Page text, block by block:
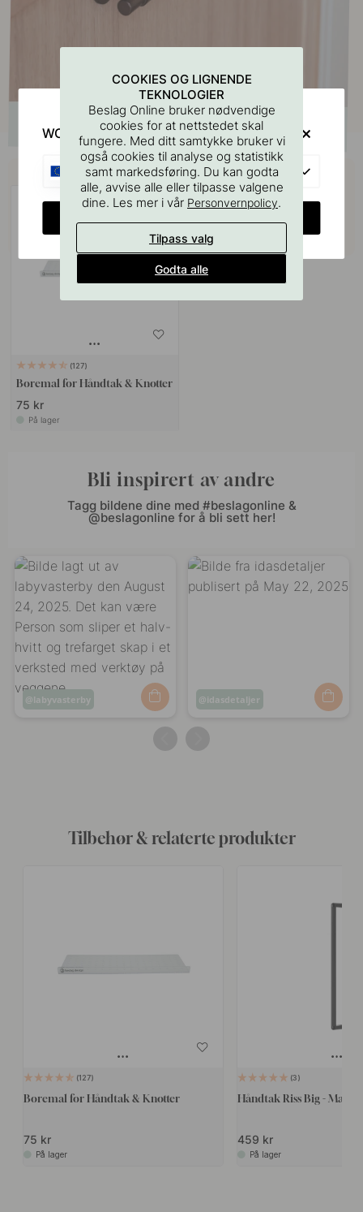
Kjøp sammen med
127
Boremal for Håndtak & Knotter
75 kr
På lager
Bli inspirert av andre
Tagg bildene dine med #beslagonline &
@beslagonline for å bli sett her!
Innlegg
labyvasterby
Innlegg
idasdetaljer
Tilbehør & relaterte produkter
127
Boremal for Håndtak & Knotter
75 kr
På lager
3
Håndtak Riss Big - Matt
459 kr
På lager
COOKIES OG LIGNENDE
TEKNOLOGIER
Beslag Online bruker nødvendige
cookies for at nettstedet skal
fungere. Med ditt samtykke bruker vi
også cookies til analyse og statistikk
samt markedsføring. Du kan godta
alle, avvise alle eller tilpasse valgene
dine. Les mer i vår Personvernpolicy.
Tilpass valg
Godta alle
WOULD YOU RATHER VISIT?
EU